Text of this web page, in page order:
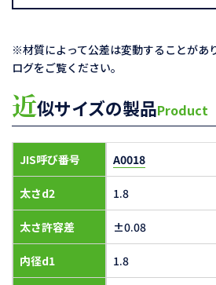
※材質によって公差は変動することがあ
ログをご覧ください。
近似サイズの製品Product
JIS呼び番号
太さd2
太さ許容差
内径d1
A0018
1.8
±0.08
1.8